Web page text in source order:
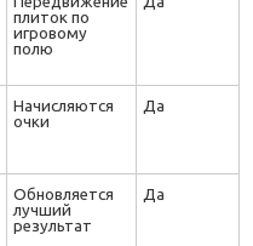
плиток по
игровому
полю
Начисляются
очки
Да
Обновляется
лучший
результат
Да